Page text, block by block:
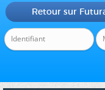
Retour sur